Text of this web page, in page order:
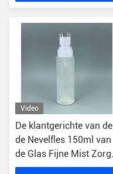
Video
De klantgerichte van de
de Nevelfles 150ml van
de Glas Fijne Mist Zorg
van de het Parfumhuid